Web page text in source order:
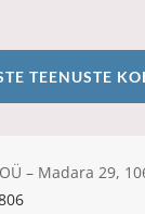
TEENUSTE
– Madara 29,